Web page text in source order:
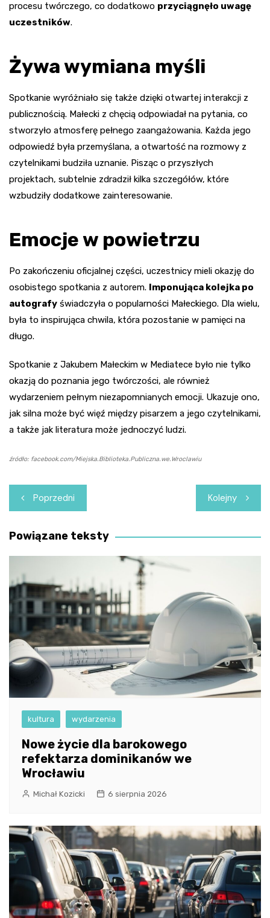
procesu twórczego, co dodatkowo przyciągnęło uwagę
uczestników.
Żywa wymiana myśli
Spotkanie wyróżniało się także dzięki otwartej interakcji z
publicznością. Małecki z chęcią odpowiadał na pytania, co
stworzyło atmosferę pełnego zaangażowania. Każda jego
odpowiedź była przemyślana, a otwartość na rozmowy z
czytelnikami budziła uznanie. Pisząc o przyszłych
projektach, subtelnie zdradził kilka szczegółów, które
wzbudziły dodatkowe zainteresowanie.
Emocje w powietrzu
Po zakończeniu oficjalnej części, uczestnicy mieli okazję do
osobistego spotkania z autorem. Imponująca kolejka po
autografy świadczyła o popularności Małeckiego. Dla wielu,
była to inspirująca chwila, która pozostanie w pamięci na
długo.
Spotkanie z Jakubem Małeckim w Mediatece było nie tylko
okazją do poznania jego twórczości, ale również
wydarzeniem pełnym niezapomnianych emocji. Ukazuje ono,
jak silna może być więź między pisarzem a jego czytelnikami,
a także jak literatura może jednoczyć ludzi.
źródło: facebook.com/Miejska.Biblioteka.Publiczna.we.Wroclawiu
Nawigacja
wpisu
Poprzedni Kolejny
Powiązane teksty
kultura wydarzenia
Nowe życie dla barokowego
refektarza dominikanów we
Wrocławiu
Michał Kozicki 6 sierpnia 2026